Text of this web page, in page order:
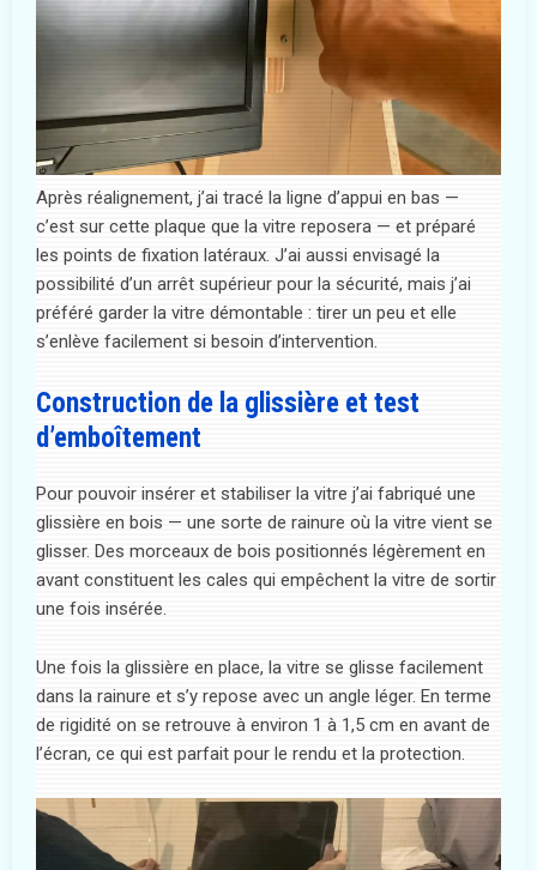
Après réalignement, j’ai tracé la ligne d’appui en bas —
c’est sur cette plaque que la vitre reposera — et préparé
les points de fixation latéraux. J’ai aussi envisagé la
possibilité d’un arrêt supérieur pour la sécurité, mais j’ai
préféré garder la vitre démontable : tirer un peu et elle
s’enlève facilement si besoin d’intervention.
Construction de la glissière et test
d’emboîtement
Pour pouvoir insérer et stabiliser la vitre j’ai fabriqué une
glissière en bois — une sorte de rainure où la vitre vient se
glisser. Des morceaux de bois positionnés légèrement en
avant constituent les cales qui empêchent la vitre de sortir
une fois insérée.
Une fois la glissière en place, la vitre se glisse facilement
dans la rainure et s’y repose avec un angle léger. En terme
de rigidité on se retrouve à environ 1 à 1,5 cm en avant de
l’écran, ce qui est parfait pour le rendu et la protection.